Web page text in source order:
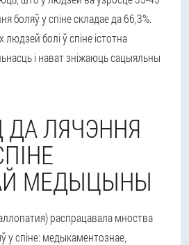
боляў у спіне складае да 66,3%.
болі ў спіне істотна
і нават зніжаюць сацыяльны
ЛЯЧЭННЯ
МЕДЫЦЫНЫ
распрацавала мноства
у спіне: медыкаментознае,